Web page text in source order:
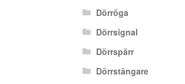
Dörröga
Dörrsignal
Dörrspärr
Dörrstängare